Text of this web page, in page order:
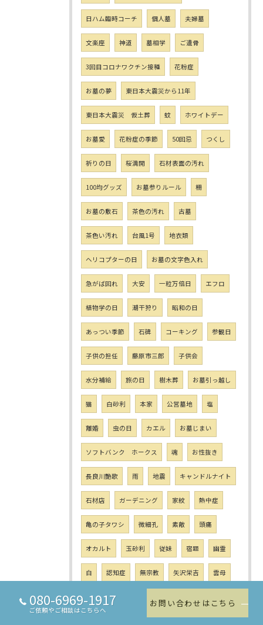
日ハム臨時コーチ 個人墓 夫婦墓
文楽座 神道 墓相学 ご遺骨
3回目コロナワクチン接種 花粉症
お墓の夢 東日本大震災から11年
東日本大震災 仮土葬 蚊 ホワイトデー
お墓愛 花粉症の季節 50回忌 つくし
祈りの日 桜満開 石材表面の汚れ
100均グッズ お墓参りルール 柵
お墓の敷石 茶色の汚れ 古墓
茶色い汚れ 台風1号 地衣類
ヘリコプターの日 お墓の文字色入れ
急がば回れ 大安 一粒万倍日 エフロ
植物学の日 潮干狩り 昭和の日
あっつい季節 石碑 コーキング 参観日
子供の担任 藤原市三郎 子供会
水分補給 旅の日 樹木葬 お墓引っ越し
猫 白砂利 本家 公営墓地 塩
離婚 虫の日 カエル お墓じまい
ソフトバンク ホークス 魂 お性抜き
長良川艶歌 雨 地震 キャンドルナイト
石材店 ガーデニング 家紋 熱中症
亀の子タワシ 微細孔 素敵 頭痛
オカルト 玉砂利 従妹 宿題 幽霊
白 認知症 無宗教 矢沢栄吉 雲母
柄杓 雷
080-6969-1917
ご依頼やご相談はこちらへ
お問い合わせはこちら